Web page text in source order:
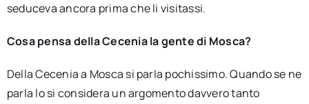
seduceva ancora prima che li visitassi.
Cosa pensa della Cecenia la gente di Mosca?
Della Cecenia a Mosca si parla pochissimo. Quando se ne
parla lo si considera un argomento davvero tanto